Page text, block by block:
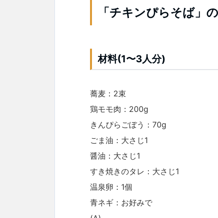
「チキンぴらそば」
材料(1〜3人分)
蕎麦：2束
鶏モモ肉：200g
きんぴらごぼう：70g
ごま油：大さじ1
醤油：大さじ1
すき焼きのタレ：大さじ1
温泉卵：1個
青ネギ：お好みで